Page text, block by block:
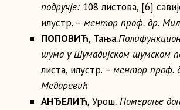
подручје: 108 листова, [6]
илустр. – ментор проф. др.
ПОПОВИЋ, Тања
шума у Шумадијском шумском
листа, илустр. – ментор проф.
Медаревић
АНЂЕЛИЋ, Урош. Померање